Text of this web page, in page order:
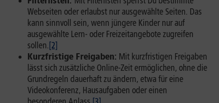
Webseiten oder erlaubst nur ausgewählte Seiten. Das
kann sinnvoll sein, wenn jüngere Kinder nur auf
ausgewählte Lern- oder Freizeitangebote zugreifen
sollen.[2]
Kurzfristige Freigaben: Mit kurzfristigen Freigaben
lässt sich zusätzliche Online-Zeit ermöglichen, ohne die
Grundregeln dauerhaft zu ändern, etwa für eine
Videokonferenz, Hausaufgaben oder einen